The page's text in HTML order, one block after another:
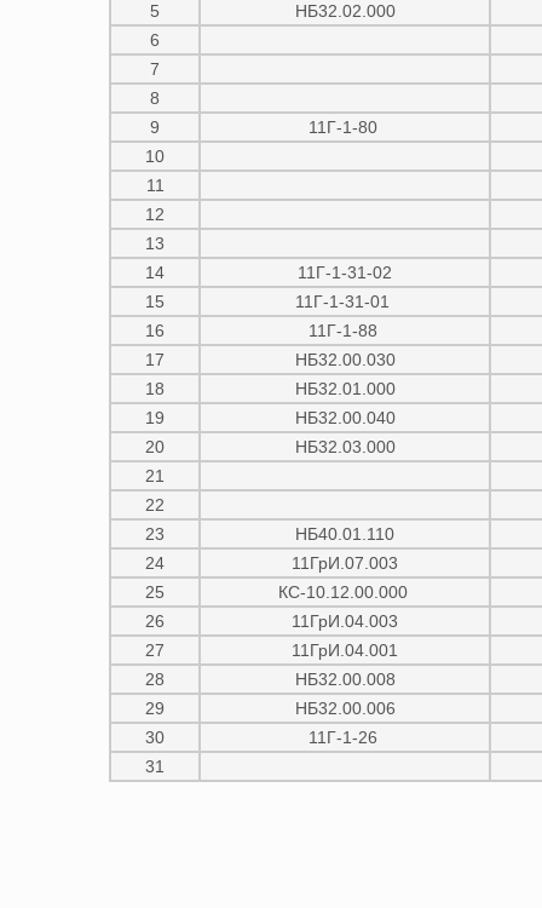
5
НБ32.02.000
6
7
8
9
11Г-1-80
10
11
12
13
14
11Г-1-31-02
15
11Г-1-31-01
16
11Г-1-88
17
НБ32.00.030
18
НБ32.01.000
19
НБ32.00.040
20
НБ32.03.000
21
22
23
НБ40.01.110
24
11ГрИ.07.003
25
КС-10.12.00.000
26
11ГрИ.04.003
27
11ГрИ.04.001
28
НБ32.00.008
29
НБ32.00.006
30
11Г-1-26
31